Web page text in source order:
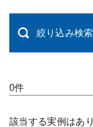
絞り込み検索
0件
該当する実例はあ